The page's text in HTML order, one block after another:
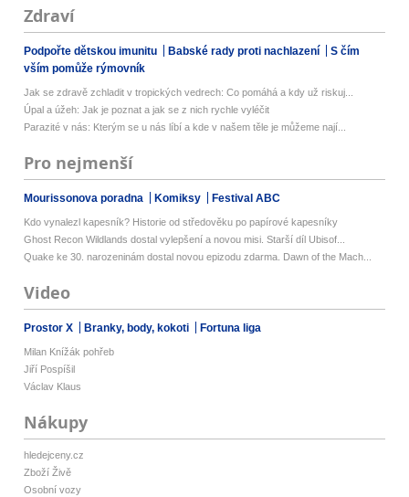
Zdraví
Podpořte dětskou imunitu Babské rady proti nachlazení
S čím
vším pomůže rýmovník
Jak se zdravě zchladit v tropických vedrech: Co pomáhá a kdy už riskuj...
Úpal a úžeh: Jak je poznat a jak se z nich rychle vyléčit
Parazité v nás: Kterým se u nás líbí a kde v našem těle je můžeme nají...
Pro nejmenší
Mourissonova poradna Komiksy Festival ABC
Kdo vynalezl kapesník? Historie od středověku po papírové kapesníky
Ghost Recon Wildlands dostal vylepšení a novou misi. Starší díl Ubisof...
Quake ke 30. narozeninám dostal novou epizodu zdarma. Dawn of the Mach...
Video
Prostor X Branky, body, kokoti Fortuna liga
Milan Knížák pohřeb
Jiří Pospíšil
Václav Klaus
Nákupy
hledejceny.cz
Zboží Živě
Osobní vozy